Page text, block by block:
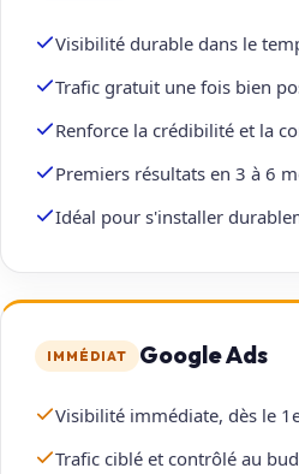
Visibilité durable dans le
Trafic gratuit une fois bien
Renforce la crédibilité et la
Premiers résultats en 3 à 6
Idéal pour s'installer
IMMÉDIAT Google Ads
Visibilité immédiate, dès le
Trafic ciblé et contrôlé au